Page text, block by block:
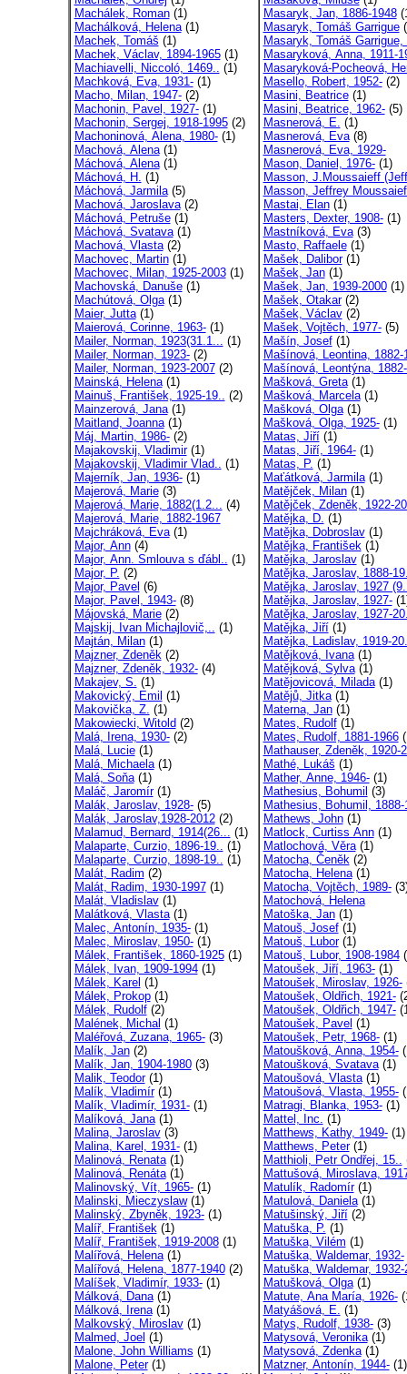
Machálek, Roman(1)
Machálková, Helena(1)
Machek, Tomáš (1)
Machek, Václav, 1894-1965(1)
Machiavelli, Niccoló, 1469.. (1)
Machková, Eva, 1931-(1)
Macho, Milan, 1947-(2)
Machonin, Pavel, 1927-(1)
Machonin, Sergej, 1918-1995(2)
Machoninová, Alena, 1980-(1)
Machová, Alena(1)
Máchová, Alena(1)
Máchová, H. (1)
Máchová, Jarmila(5)
Machová, Jaroslava(2)
Máchová, Petruše(1)
Máchová, Svatava(1)
Machová, Vlasta(2)
Machovec, Martin(1)
Machovec, Milan, 1925-2003(1)
Machovská, Danuše(1)
Machútová, Olga(1)
Maier, Jutta(1)
Maierová, Corinne, 1963-(1)
Mailer, Norman, 1923(31.1... (1)
Mailer, Norman, 1923-(2)
Mailer, Norman, 1923-2007(2)
Mainská, Helena(1)
Mainuš, František, 1925-19.. (2)
Mainzerová, Jana(1)
Maitland, Joanna(1)
Máj, Martin, 1986-(2)
Majakovskij, Vladimir(1)
Majakovskij, Vladimir Vlad.. (1)
Majerník, Jan, 1936-(1)
Majerová, Marie(3)
Majerová, Marie, 1882(1.2... (4)
Majerová, Marie, 1882-1967
Majchráková, Eva(1)
Major, Ann(4)
Major, Ann. Smlouva s ďábl.. (1)
Major, P. (2)
Major, Pavel (6)
Major, Pavel, 1943-(8)
Májovská, Marie(2)
Majskij, Ivan Michajlovič,.. (1)
Majtán, Milan(1)
Majzner, Zdeněk(2)
Majzner, Zdeněk, 1932-(4)
Makajev, S. (1)
Makovický, Emil (1)
Makovička, Z. (1)
Makowiecki, Witold (2)
Malá, Irena, 1930-(2)
Malá, Lucie(1)
Malá, Michaela(1)
Malá, Soňa(1)
Maláč, Jaromír(1)
Malák, Jaroslav, 1928-(5)
Malák, Jaroslav,1928-2012(2)
Malamud, Bernard, 1914(26... (1)
Malaparte, Curzio, 1896-19.. (1)
Malaparte, Curzio, 1898-19.. (1)
Malát, Radim (2)
Malát, Radim, 1930-1997(1)
Malát, Vladislav(1)
Malátková, Vlasta(1)
Malec, Antonín, 1935-(1)
Malec, Miroslav, 1950-(1)
Málek, František, 1860-1925(1)
Málek, Ivan, 1909-1994(1)
Málek, Karel (1)
Málek, Prokop(1)
Málek, Rudolf(2)
Malének, Michal (1)
Maléřová, Zuzana, 1965-(3)
Malík, Jan(2)
Malík, Jan, 1904-1980(3)
Malik, Teodor(1)
Malík, Vladimír(1)
Malík, Vladimír, 1931-(1)
Malíková, Jana(1)
Malina, Jaroslav(3)
Malina, Karel, 1931-(1)
Malinová, Renata(1)
Malinová, Renáta(1)
Malinovský, Vít, 1965-(1)
Malinski, Mieczyslaw(1)
Malinský, Zbyněk, 1923-(1)
Malíř, František(1)
Malíř, František, 1919-2008(1)
Malířová, Helena(1)
Malířová, Helena, 1877-1940(2)
Malíšek, Vladimír, 1933-(1)
Málková, Dana(1)
Málková, Irena(1)
Malkovský, Miroslav(1)
Malmed, Joel (1)
Malone, John Williams (1)
Malone, Peter(1)
Masaryk, Jan, 1886-1948
Masaryk, Tomáš Garrigue
Masaryk, Tomáš Garrigue,
Masaryková, Anna, 1911-
Masaryková-Pocheová,
Masello, Robert, 1952-(2)
Masini, Beatrice(1)
Masini, Beatrice, 1962-(5)
Masnerová, E. (1)
Masnerová, Eva(8)
Masnerová, Eva, 1929-
Mason, Daniel, 1976-(1)
Masson, J.Moussaieff
Masson, Jeffrey
Mastai, Elan(1)
Masters, Dexter, 1908-(1)
Mastníková, Eva(3)
Masto, Raffaele(1)
Mašek, Dalibor(1)
Mašek, Jan(1)
Mašek, Jan, 1939-2000(1)
Mašek, Otakar(2)
Mašek, Václav(2)
Mašek, Vojtěch, 1977-(5)
Mašín, Josef(1)
Mašínová, Leontina, 1882-
Mašínová, Leontýna,
Mašková, Greta(1)
Mašková, Marcela(1)
Mašková, Olga(1)
Mašková, Olga, 1925-(1)
Matas, Jiří(1)
Matas, Jiří, 1964-(1)
Matas, P. (1)
Maťátková, Jarmila(1)
Matějček, Milan(1)
Matějček, Zdeněk, 1922-
Matějka, D. (1)
Matějka, Dobroslav(1)
Matějka, František(1)
Matějka, Jaroslav(1)
Matějka, Jaroslav, 1888-
Matějka, Jaroslav, 1927
Matějka, Jaroslav, 1927-
Matějka, Jaroslav, 1927-
Matějka, Jiří(1)
Matějka, Ladislav, 1919-
Matějková, Ivana(1)
Matějková, Sylva(1)
Matějovicová, Milada(1)
Matějů, Jitka(1)
Materna, Jan(1)
Mates, Rudolf(1)
Mates, Rudolf, 1881-1966
Mathauser, Zdeněk, 1920-
Mathé, Lukáš (1)
Mather, Anne, 1946-(1)
Mathesius, Bohumil (3)
Mathesius, Bohumil, 1888-
Mathews, John(1)
Matlock, Curtiss Ann(1)
Matlochová, Věra(1)
Matocha, Čeněk(2)
Matocha, Helena(1)
Matocha, Vojtěch, 1989-
Matochová, Helena
Matoška, Jan(1)
Matouš, Josef(1)
Matouš, Lubor(1)
Matouš, Lubor, 1908-1984
Matoušek, Jiří, 1963-(1)
Matoušek, Miroslav, 1926-
Matoušek, Oldřich, 1921-
Matoušek, Oldřich, 1947-
Matoušek, Pavel (1)
Matoušek, Petr, 1968-(1)
Matoušková, Anna, 1954-
Matoušková, Svatava(1)
Matoušová, Vlasta(1)
Matoušová, Vlasta, 1955-
Matragi, Blanka, 1953-(1)
Mattel, Inc. (1)
Matthews, Kathy, 1949-(1)
Matthews, Peter(1)
Matthioli, Petr Ondřej, 15..
Mattušová, Miroslava,
Matulík, Radomír(1)
Matulová, Daniela(1)
Matušinský, Jiří(2)
Matuška, P. (1)
Matuška, Vilém (1)
Matuška, Waldemar, 1932-
Matuška, Waldemar, 1932-
Matušková, Olga(1)
Matute, Ana María, 1926-
Matyášová, E. (1)
Matys, Rudolf, 1938-(3)
Matysová, Veronika(1)
Matysová, Zdenka(1)
Matzner, Antonín, 1944-(1)